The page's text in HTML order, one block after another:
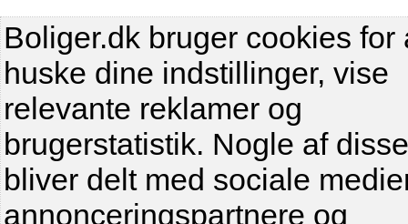
Boliger.dk bruger cookies for
huske dine indstillinger, vise
relevante reklamer og
brugerstatistik. Nogle af
bliver delt med sociale
annonceringspartnere og